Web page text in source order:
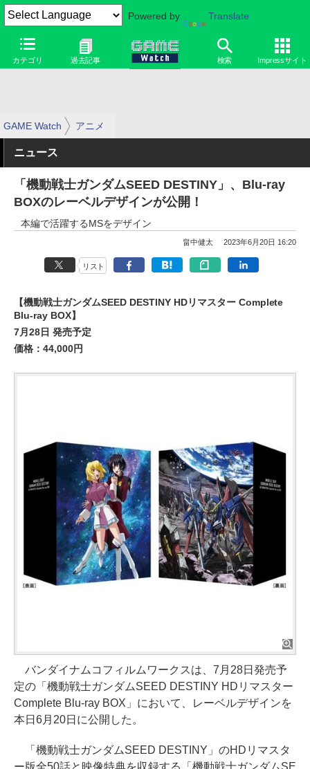
Powered by Translate
カテゴリ 過去記事 検索 Impressサイト
GAME Watch アニメ
ニュース
「機動戦士ガンダムSEED DESTINY」、Blu-ray
BOXのレーベルデザインが公開！
本編で活躍するMSをデザイン
畠中健太 2023年6月20日 16:20
リスト
【機動戦士ガンダムSEED DESTINY HDリマスター Complete
Blu-ray BOX】
7月28日 発売予定
価格：44,000円
バンダイナムコフィルムワークスは、7月28日発売予
定の「機動戦士ガンダムSEED DESTINY HDリマスター
Complete Blu-ray BOX」において、レーベルデザインを
本日6月20日に公開した。
「機動戦士ガンダムSEED DESTINY」のHDリマスタ
ー版全50話と映像特典を収録する「機動戦士ガンダムSE